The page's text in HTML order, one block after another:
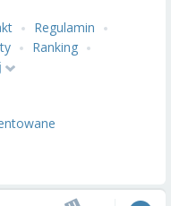
Regulamin
Ranking